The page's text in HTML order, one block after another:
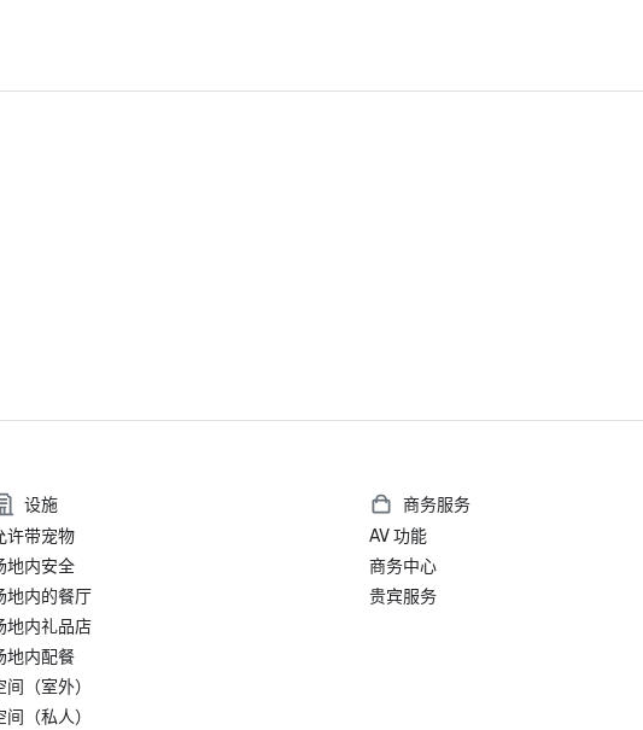
设施
许带宠物
地内安全
地内的餐厅
地内礼品店
地内配餐
间（室外）
间（私人）
商务服务
AV 功能
商务中心
贵宾服务